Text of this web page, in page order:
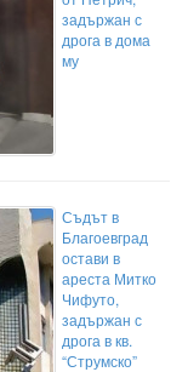
задържан с
дрога в дома
му
Съдът в
Благоевград
остави в
ареста Митко
Чифуто,
задържан с
дрога в кв.
“Струмско”